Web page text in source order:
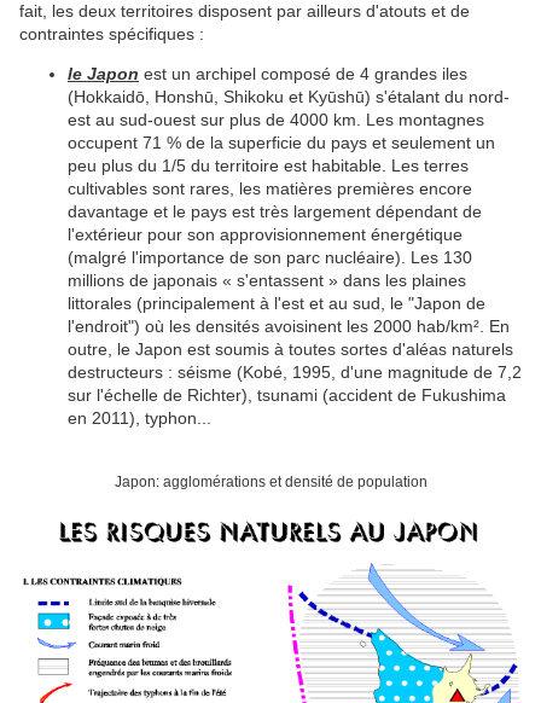
fait, les deux territoires disposent par ailleurs d'atouts et de
contraintes spécifiques :
le Japon est un archipel composé de 4 grandes iles
(Hokkaidō, Honshū, Shikoku et Kyūshū) s'étalant du nord-
est au sud-ouest sur plus de 4000 km. Les montagnes
occupent 71 % de la superficie du pays et seulement un
peu plus du 1/5 du territoire est habitable. Les terres
cultivables sont rares, les matières premières encore
davantage et le pays est très largement dépendant de
l'extérieur pour son approvisionnement énergétique
(malgré l'importance de son parc nucléaire). Les 130
millions de japonais « s'entassent » dans les plaines
littorales (principalement à l'est et au sud, le "Japon de
l'endroit") où les densités avoisinent les 2000 hab/km². En
outre, le Japon est soumis à toutes sortes d'aléas naturels
destructeurs : séisme (Kobé, 1995, d'une magnitude de 7,2
sur l'échelle de Richter), tsunami (accident de Fukushima
en 2011), typhon...
Japon: agglomérations et densité de population